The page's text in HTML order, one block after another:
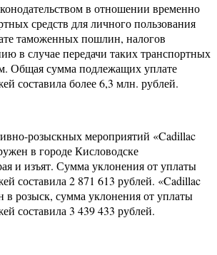
в отношении временно
средств для личного пользования
таможенных пошлин, налогов
в случае передачи таких транспортных
Общая сумма подлежащих уплате
составила более 6,3 млн. рублей.
розыскных мероприятий «Cadillac
в городе Кисловодске
и изъят. Сумма уклонения от уплаты
составила 2 871 613 рублей. «Cadillac
в розыск, сумма уклонения от уплаты
составила 3 439 433 рублей.